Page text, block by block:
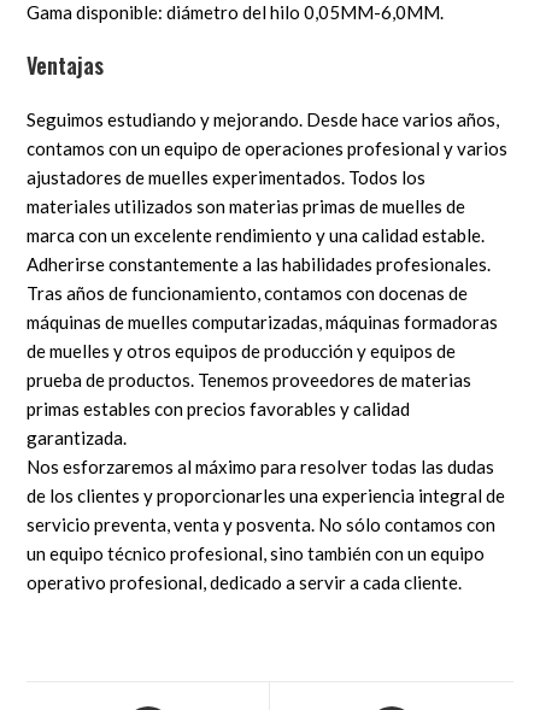
Gama disponible: diámetro del hilo 0,05MM-6,0MM.
Ventajas
Seguimos estudiando y mejorando. Desde hace varios años,
contamos con un equipo de operaciones profesional y varios
ajustadores de muelles experimentados. Todos los
materiales utilizados son materias primas de muelles de
marca con un excelente rendimiento y una calidad estable.
Adherirse constantemente a las habilidades profesionales.
Tras años de funcionamiento, contamos con docenas de
máquinas de muelles computarizadas, máquinas formadoras
de muelles y otros equipos de producción y equipos de
prueba de productos. Tenemos proveedores de materias
primas estables con precios favorables y calidad
garantizada.
Nos esforzaremos al máximo para resolver todas las dudas
de los clientes y proporcionarles una experiencia integral de
servicio preventa, venta y posventa. No sólo contamos con
un equipo técnico profesional, sino también con un equipo
operativo profesional, dedicado a servir a cada cliente.